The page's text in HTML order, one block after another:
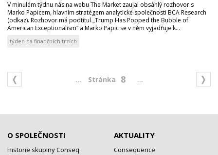
V minulém týdnu nás na webu The Market zaujal obsáhlý rozhovor s
Marko Papicem, hlavním stratégem analytické společnosti BCA Research
(odkaz). Rozhovor má podtitul „Trump Has Popped the Bubble of
American Exceptionalism“ a Marko Papic se v něm vyjadřuje k...
týden na finančních trzích
... 8 ...
O SPOLEČNOSTI
Historie skupiny Conseq
AKTUALITY
Consequence